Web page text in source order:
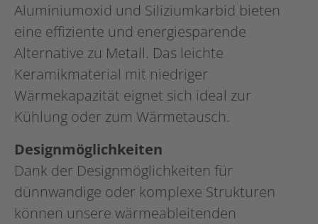
Aluminiumoxid und Siliziumkarbid bieten
eine effiziente und energiesparende
Alternative zu Metall. Das leichte
Keramikmaterial mit niedriger
Wärmekapazität eignet sich ideal zur
Kühlung oder zum Wärmetausch.
Designmöglichkeiten
Dank der Designmöglichkeiten für
dünnwandige oder komplexe Strukturen
können unsere wärmeableitenden